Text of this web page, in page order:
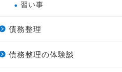
習い事
債務整理
債務整理の体験談